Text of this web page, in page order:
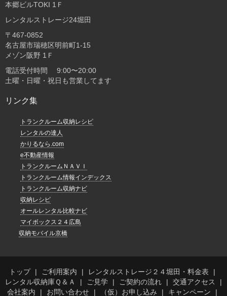
本郷ビルTOKI 1Ｆ
レンタルストレージ24堀田
〒467-0852
名古屋市瑞穂区明前町1-15
メゾン阪野 1Ｆ
電話受付時間 9:00〜20:00
土曜・日曜・祝日も営業してます
リンク集
トランクルーム収納レシピ
レンタルの達人
かりるなら.com
e不動産情報
トランクルームＮＡＶＩ
トランクルーム情報インデックス
トランクルーム収納ナビ
収納レシピ
オールレンタル比較ナビ
マイボックス２４広島
収納モバイル京橋
トップ ご利用案内
レンタルストレージ２４堀田・料金表
レンタル収納庫Ｑ＆Ａ
ご見学 ご契約の流れ
交通アクセス
会社案内
お問い合わせ （仮）お申し込み キャンペーン